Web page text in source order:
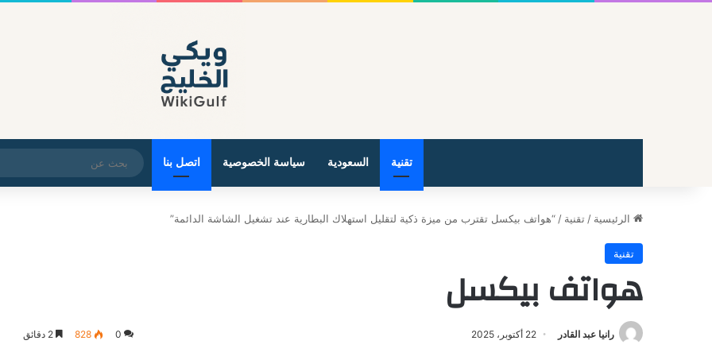
تقنية السعودية سياسة الخصوصية اتصل بنا
الرئيسية / تقنية / “هواتف بيكسل تقترب من ميزة ذكية لتقليل استهلاك البطارية عند تشغيل الشاشة الدائمة”
تقنية
هواتف بيكسل
رانيا عبد القادر 22 أكتوبر، 2025 0
828